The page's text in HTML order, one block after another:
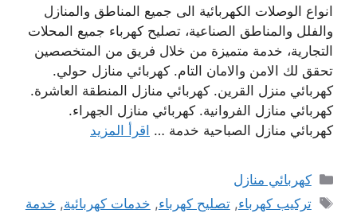
انواع الوصلات الكهربائية الى جميع المناطق والمنازل
والفلل والمناطق الصناعية، تصليح كهرباء جميع المحلات
التجارية، خدمة متميزة من خلال فريق من المتخصصين
تحقق لك الامن والامان التام. كهربائي منازل حولي.
كهربائي منزل القرين. كهربائي منازل المنطقة العاشرة.
كهربائي منازل الفروانية. كهربائي منازل الجهراء.
كهربائي منازل الصباحية خدمة … اقرأ المزيد
التصنيفات
كهربائي منازل
الوسوم
تركيب كهرباء,تصليح كهرباء, خدمات كهربائية, خدمة